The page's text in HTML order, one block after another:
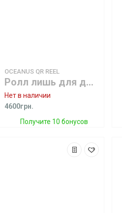
OCEANUS QR REEL
Ролл лишь для доски OCEANUS QR REEL ReEnforced
Нет в наличии
4600грн.
Получите 10 бонусов